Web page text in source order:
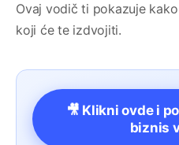
Ovaj vodič ti pokazuje
koji će te izdvojiti.
🎥 Klikni ovde i
biznis